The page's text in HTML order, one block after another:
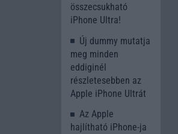
összecsukható
iPhone Ultra!
Új dummy mutatja
meg minden
eddiginél
részletesebben az
Apple iPhone Ultrát
Az Apple
hajlítható iPhone-ja